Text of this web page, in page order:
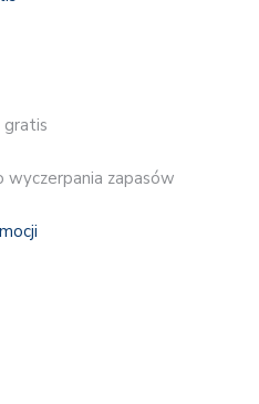
gratis
wyczerpania zapasów